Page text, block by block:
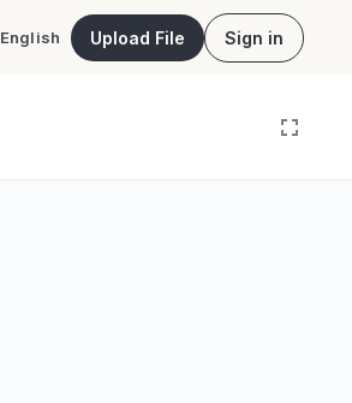
English Upload File Sign in